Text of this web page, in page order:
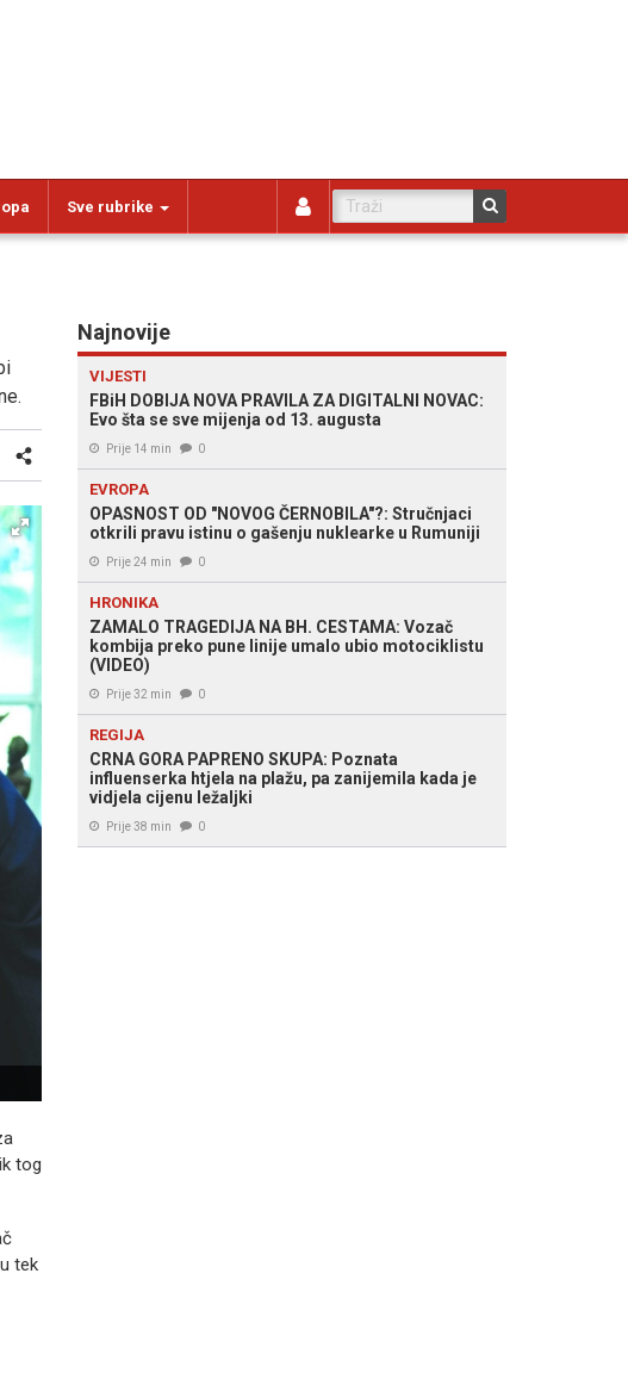
Sve rubrike
tog
tek
Najnovije
VIJESTI
FBiH DOBIJA NOVA PRAVILA ZA DIGITALNI NOVAC:
Evo šta se sve mijenja od 13. augusta
Prije 14 min 0
EVROPA
OPASNOST OD "NOVOG ČERNOBILA"?: Stručnjaci
otkrili pravu istinu o gašenju nuklearke u Rumuniji
Prije 24 min 0
HRONIKA
ZAMALO TRAGEDIJA NA BH. CESTAMA: Vozač
kombija preko pune linije umalo ubio motociklistu
(VIDEO)
Prije 32 min 0
REGIJA
CRNA GORA PAPRENO SKUPA: Poznata
influenserka htjela na plažu, pa zanijemila kada je
vidjela cijenu ležaljki
Prije 38 min 0